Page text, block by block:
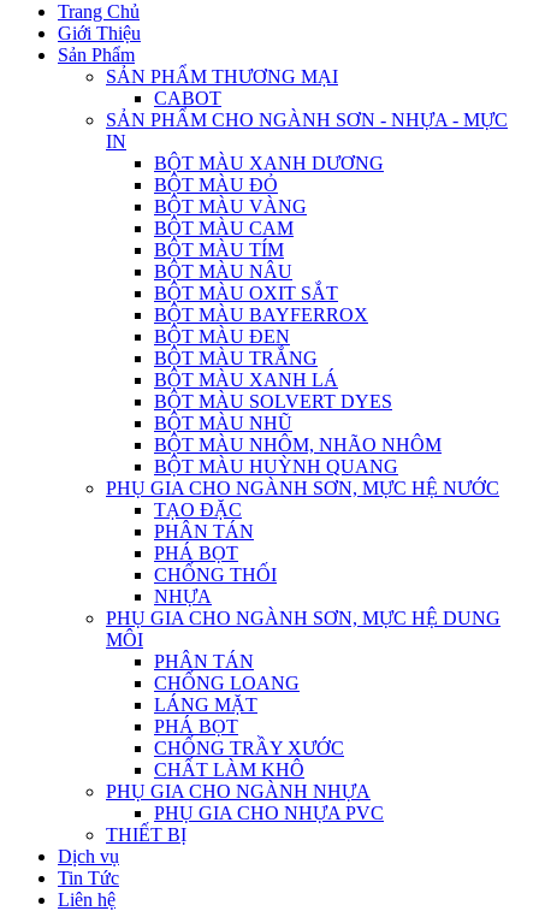
Trang Chủ
Giới Thiệu
Sản Phẩm
SẢN PHẨM THƯƠNG MẠI
CABOT
SẢN PHẨM CHO NGÀNH SƠN - NHỰA - MỰC
IN
BỘT MÀU XANH DƯƠNG
BỘT MÀU ĐỎ
BỘT MÀU VÀNG
BỘT MÀU CAM
BỘT MÀU TÍM
BỘT MÀU NÂU
BỘT MÀU OXIT SẮT
BỘT MÀU BAYFERROX
BỘT MÀU ĐEN
BỘT MÀU TRẮNG
BỘT MÀU XANH LÁ
BỘT MÀU SOLVERT DYES
BỘT MÀU NHŨ
BỘT MÀU NHÔM, NHÃO NHÔM
BỘT MÀU HUỲNH QUANG
PHỤ GIA CHO NGÀNH SƠN, MỰC HỆ NƯỚC
TẠO ĐẶC
PHÂN TÁN
PHÁ BỌT
CHỐNG THỐI
NHỰA
PHỤ GIA CHO NGÀNH SƠN, MỰC HỆ DUNG
MÔI
PHÂN TÁN
CHỐNG LOANG
LÁNG MẶT
PHÁ BỌT
CHỐNG TRẦY XƯỚC
CHẤT LÀM KHÔ
PHỤ GIA CHO NGÀNH NHỰA
PHỤ GIA CHO NHỰA PVC
THIẾT BỊ
Dịch vụ
Tin Tức
Liên hệ